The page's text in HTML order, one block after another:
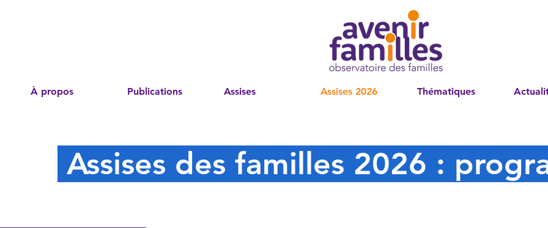
À propos Publications Assises Assises 2026 Thématiques
Assises des familles 2026 :